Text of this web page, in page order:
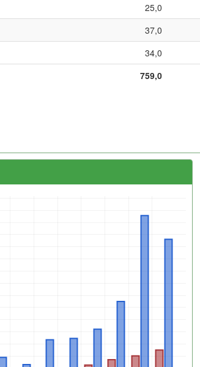
25,0
37,0
34,0
759,0